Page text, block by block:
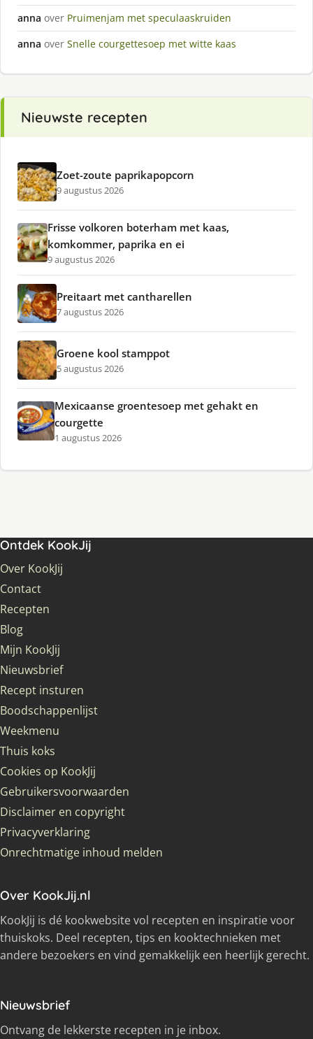
anna over Pruimenjam met speculaaskruiden
anna over Snelle courgettesoep met witte kaas
Nieuwste recepten
Zoet-zoute paprikapopcorn
9 augustus 2026
Frisse volkoren boterham met kaas,
komkommer, paprika en ei
9 augustus 2026
Preitaart met cantharellen
7 augustus 2026
Groene kool stamppot
5 augustus 2026
Mexicaanse groentesoep met gehakt en
courgette
1 augustus 2026
Ontdek KookJij
Over KookJij
Contact
Recepten
Blog
Mijn KookJij
Nieuwsbrief
Recept insturen
Boodschappenlijst
Weekmenu
Thuis koks
Cookies op KookJij
Gebruikersvoorwaarden
Disclaimer en copyright
Privacyverklaring
Onrechtmatige inhoud melden
Over KookJij.nl
KookJij is dé kookwebsite vol recepten en inspiratie voor
thuiskoks. Deel recepten, tips en kooktechnieken met
andere bezoekers en vind gemakkelijk een heerlijk gerecht.
Nieuwsbrief
Ontvang de lekkerste recepten in je inbox.